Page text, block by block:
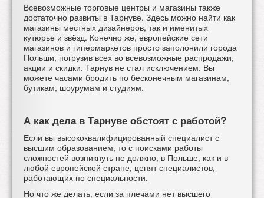
Всевозможные торговые центры и магазины также
достаточно развиты в Тарнуве. Здесь можно найти как
магазины местных дизайнеров, так и именитых
кутюрье и звёзд. Конечно же, европейские сети
магазинов и гипермаркетов просто заполонили города
Польши, погрузив всех во всевозможные распродажи,
акции и скидки. Тарнув не стал исключением. Вы
можете часами бродить по бесконечным магазинам,
бутикам, шоурумам и студиям.
А как дела в Тарнуве обстоят с работой?
Если вы высококвалифицированный специалист с
высшим образованием, то с поисками работы
сложностей возникнуть не должно, в Польше, как и в
любой европейской стране, ценят специалистов,
работающих по специальности.
Но что же делать, если за плечами нет высшего